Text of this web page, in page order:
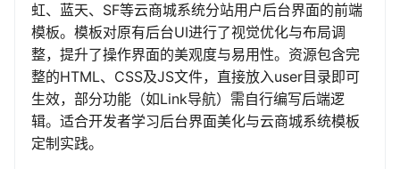
虹、蓝天、SF等云商城系统分站用户后台界面的前端
模板。模板对原有后台UI进行了视觉优化与布局调
整，提升了操作界面的美观度与易用性。资源包含完
整的HTML、CSS及JS文件，直接放入user目录即可
生效，部分功能（如Link导航）需自行编写后端逻
辑。适合开发者学习后台界面美化与云商城系统模板
定制实践。